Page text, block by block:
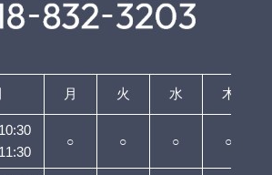
月 火 水 木
○ ○ ○ ○